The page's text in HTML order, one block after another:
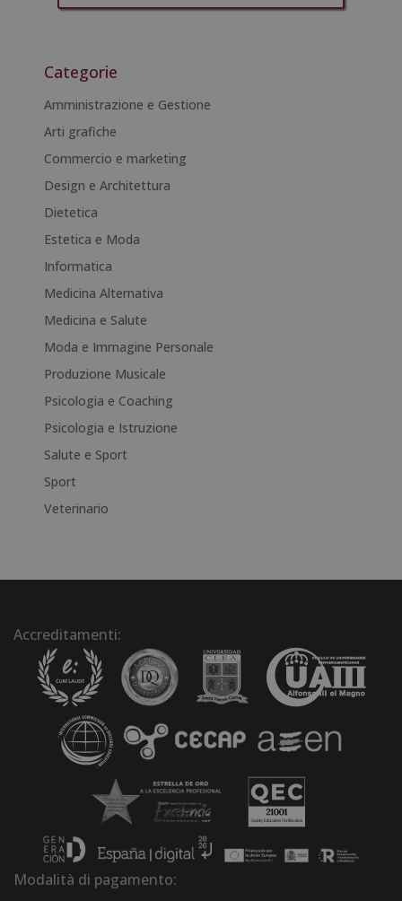
e
r
n
t
i
:
Categorie
Amministrazione e Gestione
Arti grafiche
Commercio e marketing
Design e Architettura
Dietetica
Estetica e Moda
Informatica
Medicina Alternativa
Medicina e Salute
Moda e Immagine Personale
Produzione Musicale
Psicologia e Coaching
Psicologia e Istruzione
Salute e Sport
Sport
Veterinario
Accreditamenti:
Modalità di pagamento: